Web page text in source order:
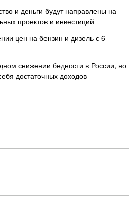
и деньги будут направлены на
проектов и инвестиций
цен на бензин и дизель с 6
снижении бедности в России, но
достаточных доходов